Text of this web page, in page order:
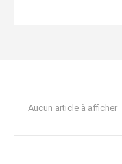
Aucun article à afficher